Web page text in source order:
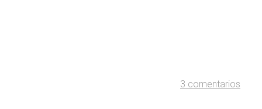
3 comentarios